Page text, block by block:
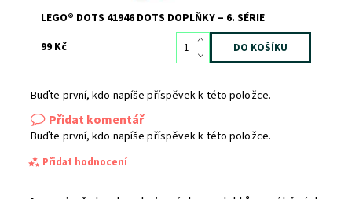
LEGO® DOTS 41946 DOTS DOPLŇKY – 6. SÉRIE
99 Kč
Buďte první, kdo napíše příspěvek k této položce.
Přidat komentář
Buďte první, kdo napíše příspěvek k této položce.
Přidat hodnocení